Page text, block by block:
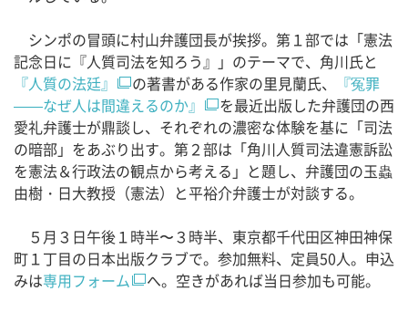
シンポの冒頭に村山弁護団長が挨拶。第１部では「憲法
記念日に『人質司法を知ろう』」のテーマで、角川氏と
『人質の法廷』
の著書がある作家の里見蘭氏、
『冤罪
——なぜ人は間違えるのか』
を最近出版した弁護団の西
愛礼弁護士が鼎談し、それぞれの濃密な体験を基に「司法
の暗部」をあぶり出す。第２部は「角川人質司法違憲訴訟
を憲法＆行政法の観点から考える」と題し、弁護団の玉蟲
由樹・日大教授（憲法）と平裕介弁護士が対談する。
５月３日午後１時半〜３時半、東京都千代田区神田神保
町１丁目の日本出版クラブで。参加無料、定員50人。申込
みは専用フォーム
へ。空きがあれば当日参加も可能。